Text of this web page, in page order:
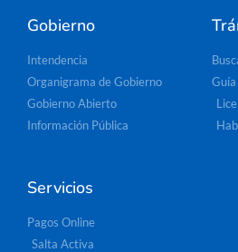
Gobierno
Intendencia
Organigrama de Gobierno
Gobierno Abierto
Información Pública
Servicios
Pagos Online
Salta Activa